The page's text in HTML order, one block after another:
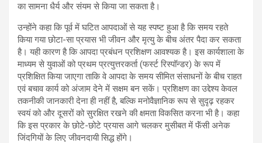
का सामना धैर्य और संयम से किया जा सकता है।
उन्होंने कहा कि पूर्व में घटित आपदाओं से यह स्पष्ट हुआ है कि समय रहते
किया गया छोटा-सा प्रयास भी जीवन और मृत्यु के बीच अंतर पैदा कर सकता
है। यही कारण है कि आपदा प्रबंधन प्रशिक्षण आवश्यक है। इस कार्यशाला के
माध्यम से युवाओं को प्रथम प्रत्युत्तरकर्ता (फर्स्ट रिस्पॉन्डर) के रूप में
प्रशिक्षित किया जाएगा ताकि वे आपदा के समय सीमित संसाधनों के बीच राहत
एवं बचाव कार्य को अंजाम देने में सक्षम बन सकें। प्रशिक्षण का उद्देश्य केवल
तकनीकी जानकारी देना ही नहीं है, बल्कि मनोवैज्ञानिक रूप से सुदृढ़ रहकर
स्वयं को और दूसरों को सुरक्षित रखने की क्षमता विकसित करना भी है। कहा
कि इस प्रकार के छोटे-छोटे प्रयास आगे चलकर मुसीबत में फॅंसी अनेक
जिंदगियों के लिए जीवनदायी सिद्ध होंगे।